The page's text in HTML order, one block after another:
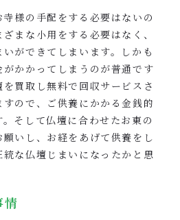
様の手配をする必要はないの
まな小用をする必要はなく、
ができてしまいます。しかも
かかってしまうのが普通です
買取し無料で回収サービスさ
ので、ご供養にかかる金銭的
そして仏壇に合わせたお東の
いし、お経をあげて供養をし
な仏壇じまいになったかと思
情